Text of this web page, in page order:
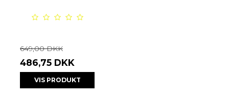
649,00 DKK
486,75 DKK
VIS PRODUKT